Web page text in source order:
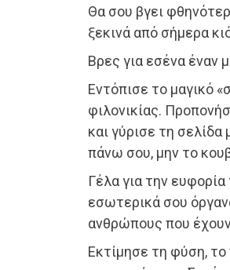
Θα σου βγει
ξεκινά από σήμερα
Βρες για εσένα έναν
Εντόπισε το μαγικό
φιλονικίας.
και γύρισε τη
πάνω σου, μην το
Γέλα για την ευφορία
εσωτερικά σου
ανθρώπους που
Εκτίμησε τη φύση,